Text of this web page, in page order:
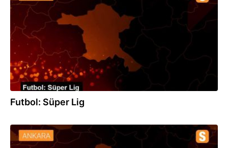
Futbol: Süper Lig
07.12.2019